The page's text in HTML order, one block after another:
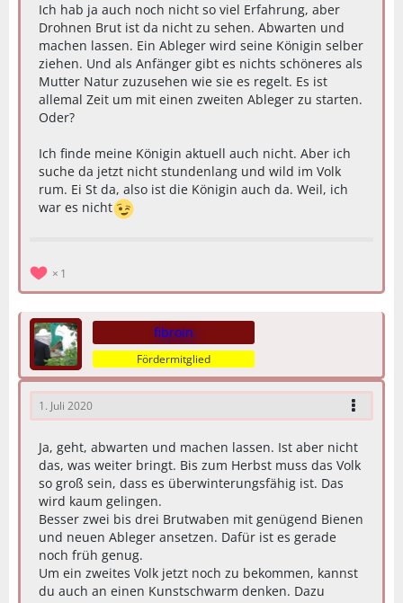
Ich hab ja auch noch nicht so viel Erfahrung, aber
Drohnen Brut ist da nicht zu sehen. Abwarten und
machen lassen. Ein Ableger wird seine Königin selber
ziehen. Und als Anfänger gibt es nichts schöneres als
Mutter Natur zuzusehen wie sie es regelt. Es ist
allemal Zeit um mit einen zweiten Ableger zu starten.
Oder?
Ich finde meine Königin aktuell auch nicht. Aber ich
suche da jetzt nicht stundenlang und wild im Volk
rum. Ei St da, also ist die Königin auch da. Weil, ich
war es nicht
1
fibroin
Fördermitglied
1. Juli 2020
Ja, geht, abwarten und machen lassen. Ist aber nicht
das, was weiter bringt. Bis zum Herbst muss das Volk
so groß sein, dass es überwinterungsfähig ist. Das
wird kaum gelingen.
Besser zwei bis drei Brutwaben mit genügend Bienen
und neuen Ableger ansetzen. Dafür ist es gerade
noch früh genug.
Um ein zweites Volk jetzt noch zu bekommen, kannst
du auch an einen Kunstschwarm denken. Dazu